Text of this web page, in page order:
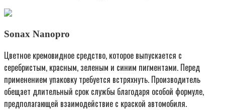
Sonax Nanopro
Цветное кремовидное средство, которое выпускается с
серебристым, красным, зеленым и синим пигментами. Перед
применением упаковку требуется встряхнуть. Производитель
обещает длительный срок службы благодаря особой формуле,
предполагающей взаимодействие с краской автомобиля.